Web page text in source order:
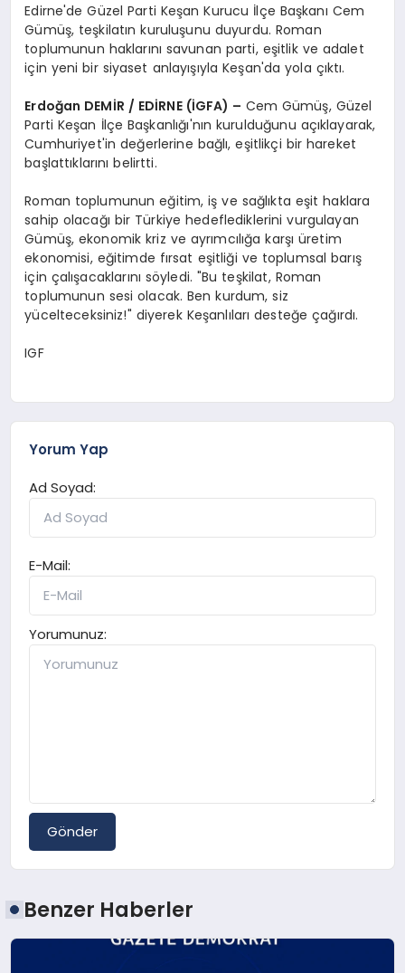
Edirne'de Güzel Parti Keşan Kurucu İlçe Başkanı Cem
Gümüş, teşkilatın kuruluşunu duyurdu. Roman
toplumunun haklarını savunan parti, eşitlik ve adalet
için yeni bir siyaset anlayışıyla Keşan'da yola çıktı.
Erdoğan DEMİR / EDİRNE (İGFA) – Cem Gümüş, Güzel
Parti Keşan İlçe Başkanlığı'nın kurulduğunu açıklayarak,
Cumhuriyet'in değerlerine bağlı, eşitlikçi bir hareket
başlattıklarını belirtti.
Roman toplumunun eğitim, iş ve sağlıkta eşit haklara
sahip olacağı bir Türkiye hedeflediklerini vurgulayan
Gümüş, ekonomik kriz ve ayrımcılığa karşı üretim
ekonomisi, eğitimde fırsat eşitliği ve toplumsal barış
için çalışacaklarını söyledi. "Bu teşkilat, Roman
toplumunun sesi olacak. Ben kurdum, siz
yücelteceksiniz!" diyerek Keşanlıları desteğe çağırdı.
IGF
Yorum Yap
Ad Soyad:
E-Mail:
Yorumunuz:
Gönder
Benzer Haberler